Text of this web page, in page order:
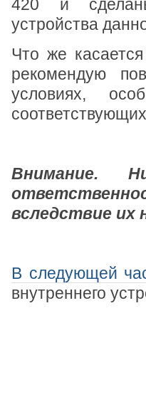
420 и
устройства
Что же
рекомендую
условиях,
Внимание.
вследствие их
В следующей
внутреннего